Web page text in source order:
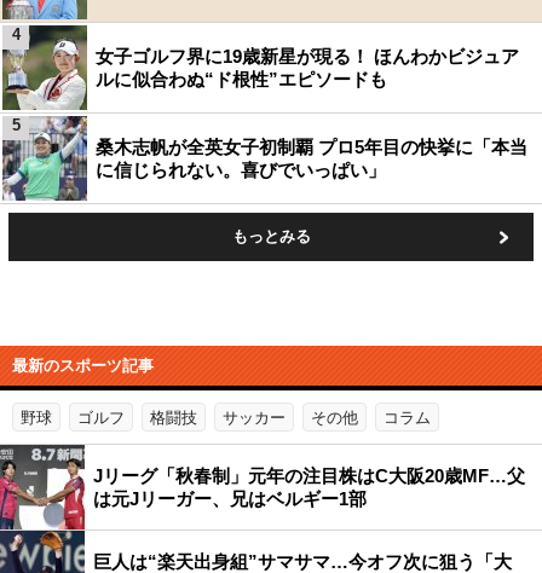
女子ゴルフ界に19歳新星が現る！ ほんわかビジュア
ルに似合わぬ“ド根性”エピソードも
4
桑木志帆が全英女子初制覇 プロ5年目の快挙に「本当
に信じられない。喜びでいっぱい」
5
もっとみる
最新のスポーツ記事
野球 ゴルフ 格闘技 サッカー その他 コラム
Jリーグ「秋春制」元年の注目株はC大阪20歳MF…父
は元Jリーガー、兄はベルギー1部
巨人は“楽天出身組”サマサマ…今オフ次に狙う「大